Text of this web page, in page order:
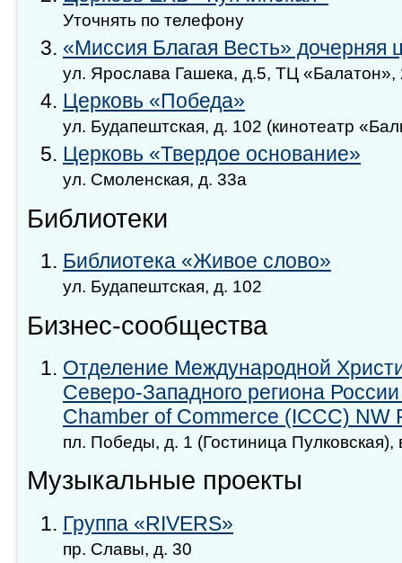
Уточнять по телефону
«Миссия Благая Весть» дочерняя
ул. Ярослава Гашека, д.5, ТЦ «Балатон»,
Церковь «Победа»
ул. Будапештская, д. 102 (кинотеатр
Церковь «Твердое основание»
ул. Смоленская, д. 33а
Библиотеки
Библиотека «Живое cлово»
ул. Будапештская, д. 102
Бизнес-сообщества
Отделение Международной
Северо-Западного региона
Chamber of Commerce (ICCC) NW
пл. Победы, д. 1 (Гостиница
Музыкальные проекты
Группа «RIVERS»
пр. Славы, д. 30